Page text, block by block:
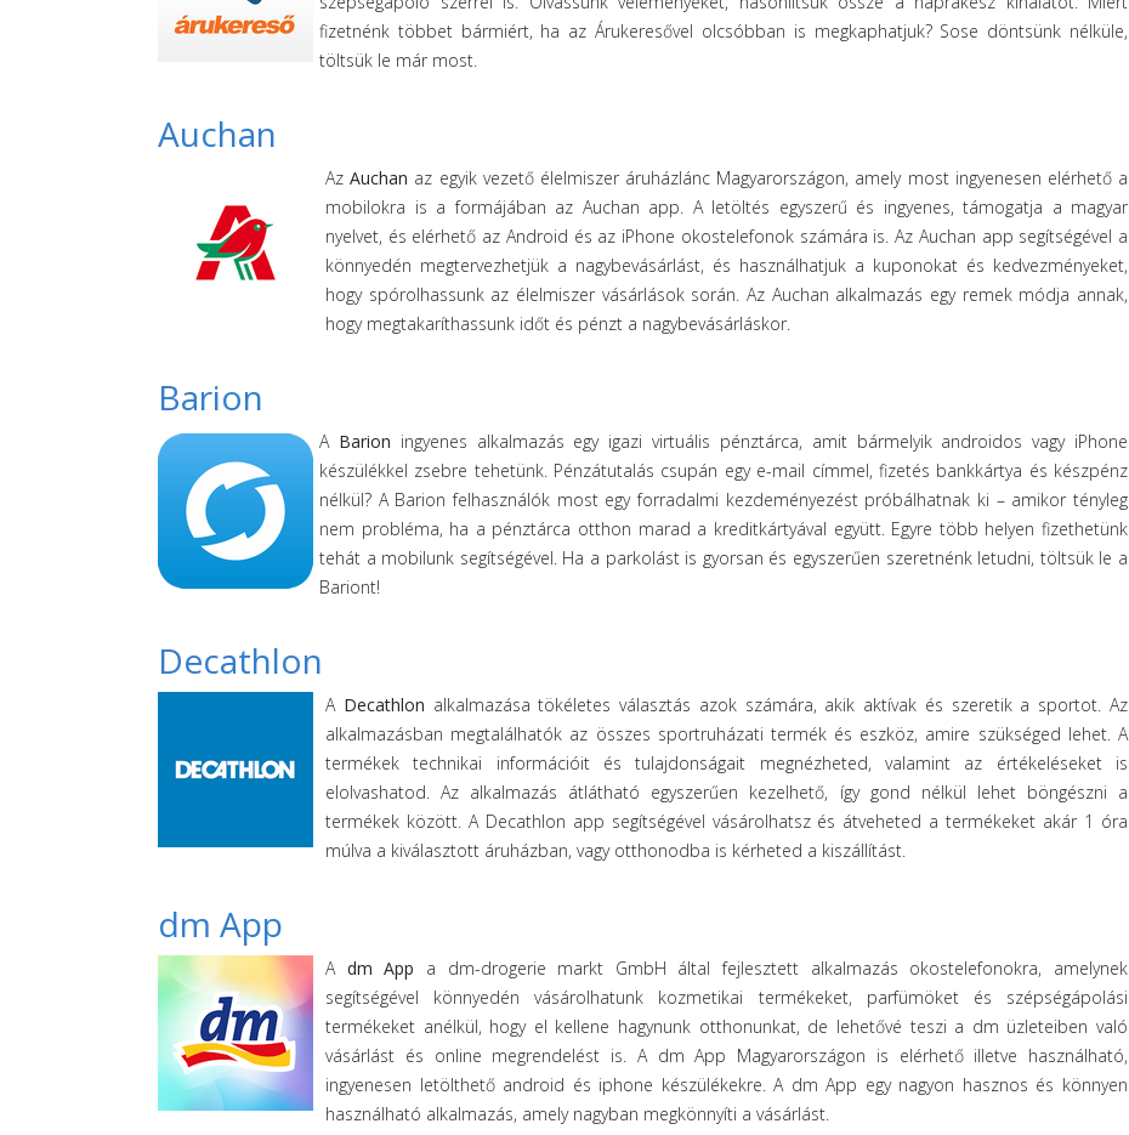
fizetnénk többet bármiért, ha az Árukeresővel olcsóbban is megkaphatjuk? Sose döntsünk nélküle,
töltsük le már most.
Auchan
AzAuchan az egyik vezető élelmiszer áruházlánc Magyarországon, amely most ingyenesen elérhető a
mobilokra is a formájában az Auchan app. A letöltés egyszerű és ingyenes, támogatja a magyar
nyelvet, és elérhető az Android és az iPhone okostelefonok számára is. Az Auchan app segítségével a
könnyedén megtervezhetjük a nagybevásárlást, és használhatjuk a kuponokat és kedvezményeket,
hogy spórolhassunk az élelmiszer vásárlások során. Az Auchan alkalmazás egy remek módja annak,
hogy megtakaríthassunk időt és pénzt a nagybevásárláskor.
Barion
A Barion ingyenes alkalmazás egy igazi virtuális pénztárca, amit bármelyik androidos vagy iPhone
készülékkel zsebre tehetünk. Pénzátutalás csupán egy e-mail címmel, fizetés bankkártya és készpénz
nélkül? A Barion felhasználók most egy forradalmi kezdeményezést próbálhatnak ki – amikor tényleg
nem probléma, ha a pénztárca otthon marad a kreditkártyával együtt. Egyre több helyen fizethetünk
tehát a mobilunk segítségével. Ha a parkolást is gyorsan és egyszerűen szeretnénk letudni, töltsük le a
Bariont!
Decathlon
A Decathlon alkalmazása tökéletes választás azok számára, akik aktívak és szeretik a sportot. Az
alkalmazásban megtalálhatók az összes sportruházati termék és eszköz, amire szükséged lehet. A
termékek technikai információit és tulajdonságait megnézheted, valamint az értékeléseket is
elolvashatod. Az alkalmazás átlátható egyszerűen kezelhető, így gond nélkül lehet böngészni a
termékek között. A Decathlon app segítségével vásárolhatsz és átveheted a termékeket akár 1 óra
múlva a kiválasztott áruházban, vagy otthonodba is kérheted a kiszállítást.
dm App
A dm App a dm-drogerie markt GmbH által fejlesztett alkalmazás okostelefonokra, amelynek
segítségével könnyedén vásárolhatunk kozmetikai termékeket, parfümöket és szépségápolási
termékeket anélkül, hogy el kellene hagynunk otthonunkat, de lehetővé teszi a dm üzleteiben való
vásárlást és online megrendelést is. A dm App Magyarországon is elérhető illetve használható,
ingyenesen letölthető android és iphone készülékekre. A dm App egy nagyon hasznos és könnyen
használható alkalmazás, amely nagyban megkönnyíti a vásárlást.